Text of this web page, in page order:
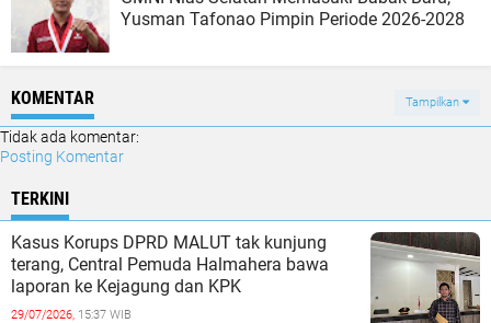
Yusman Tafonao Pimpin Periode 2026-2028
KOMENTAR Tampilkan
Tidak ada komentar:
Posting Komentar
TERKINI
Kasus Korups DPRD MALUT tak kunjung
terang, Central Pemuda Halmahera bawa
laporan ke Kejagung dan KPK
29/07/2026, 15:37 WIB